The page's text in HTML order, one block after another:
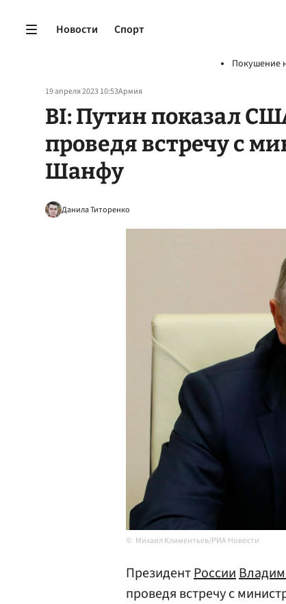
Новости Спорт
Покушение
19 апреля 2023 10:53Армия
BI: Путин показал
проведя встречу с
Шанфу
Данила Титоренко
Михаил Климентьев/РИА Новости
ПрезидентРоссии
проведя встречу с